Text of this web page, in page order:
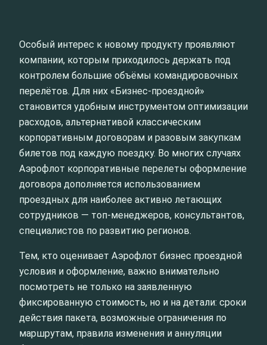
Особый интерес к новому продукту проявляют
компании, которым приходилось держать под
контролем большие объёмы командировочных
перелётов. Для них «Бизнес‑проездной»
становится удобным инструментом оптимизации
расходов, альтернативой классическим
корпоративным договорам и разовым закупкам
билетов под каждую поездку. Во многих случаях
Аэрофлот корпоративные перелеты оформление
договора дополняется использованием
проездных для наиболее активно летающих
сотрудников — топ‑менеджеров, консультантов,
специалистов по развитию регионов.
Тем, кто оценивает Аэрофлот бизнес проездной
условия и оформление, важно внимательно
посмотреть не только на заявленную
фиксированную стоимость, но и на детали: сроки
действия пакета, возможные ограничения по
маршрутам, правила изменения и аннуляции